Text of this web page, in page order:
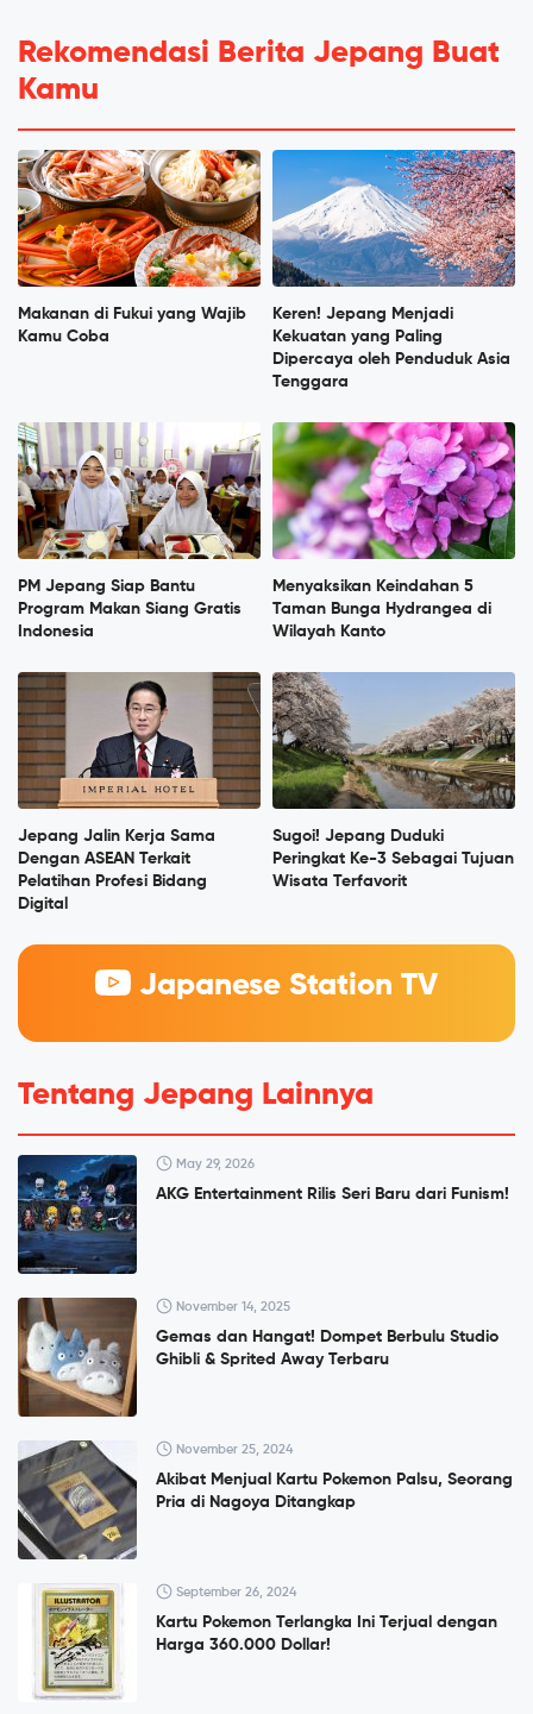
Rekomendasi Berita Jepang Buat
Kamu
Makanan di Fukui yang Wajib
Kamu Coba
Keren! Jepang Menjadi
Kekuatan yang Paling
Dipercaya oleh Penduduk Asia
Tenggara
PM Jepang Siap Bantu
Program Makan Siang Gratis
Indonesia
Menyaksikan Keindahan 5
Taman Bunga Hydrangea di
Wilayah Kanto
Jepang Jalin Kerja Sama
Dengan ASEAN Terkait
Pelatihan Profesi Bidang
Digital
Sugoi! Jepang Duduki
Peringkat Ke-3 Sebagai Tujuan
Wisata Terfavorit
Japanese Station TV
Tentang Jepang Lainnya
May 29, 2026
AKG Entertainment Rilis Seri Baru dari Funism!
November 14, 2025
Gemas dan Hangat! Dompet Berbulu Studio
Ghibli & Sprited Away Terbaru
November 25, 2024
Akibat Menjual Kartu Pokemon Palsu, Seorang
Pria di Nagoya Ditangkap
September 26, 2024
Kartu Pokemon Terlangka Ini Terjual dengan
Harga 360.000 Dollar!